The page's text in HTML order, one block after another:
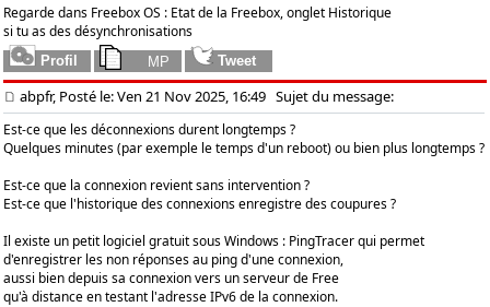
Regarde dans Freebox OS : Etat de la Freebox, onglet Historique
si tu as des désynchronisations
abpfr, Posté le: Ven 21 Nov 2025, 16:49 Sujet du message:
Est-ce que les déconnexions durent longtemps ?
Quelques minutes (par exemple le temps d'un reboot) ou bien plus longtemps ?
Est-ce que la connexion revient sans intervention ?
Est-ce que l'historique des connexions enregistre des coupures ?
Il existe un petit logiciel gratuit sous Windows : PingTracer qui permet
d'enregistrer les non réponses au ping d'une connexion,
aussi bien depuis sa connexion vers un serveur de Free
qu'à distance en testant l'adresse IPv6 de la connexion.